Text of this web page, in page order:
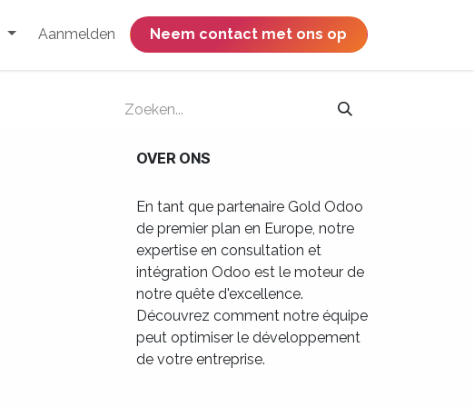
Aanmelden ​​​​​​​​​​​​​​​​Neem contact met ons op
OVER ONS
En tant que partenaire Gold Odoo
de premier plan en Europe, notre
expertise en consultation et
intégration Odoo est le moteur de
notre quête d'excellence.
Découvrez comment notre équipe
peut optimiser le développement
de votre entreprise.